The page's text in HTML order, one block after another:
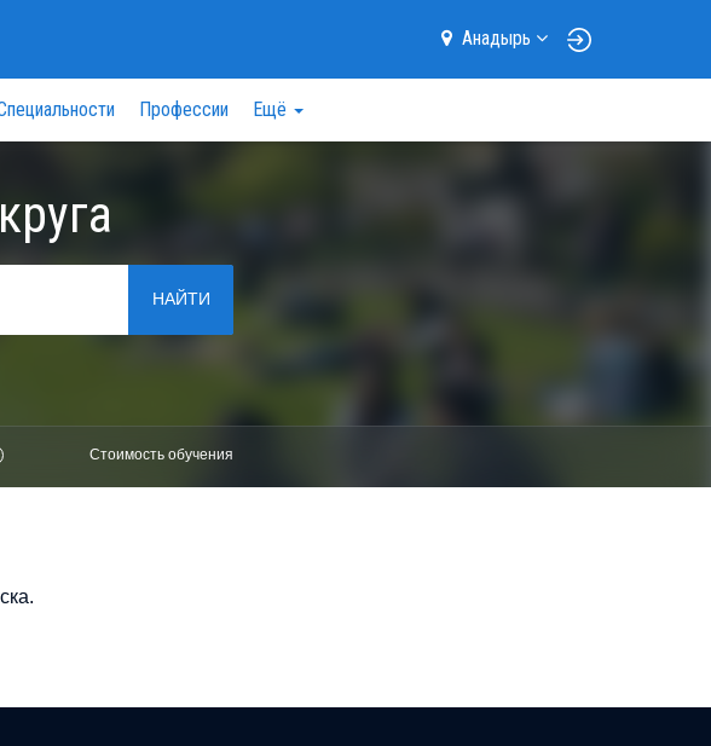
Анадырь
Профессии Ещё
НАЙТИ
Стоимость обучения